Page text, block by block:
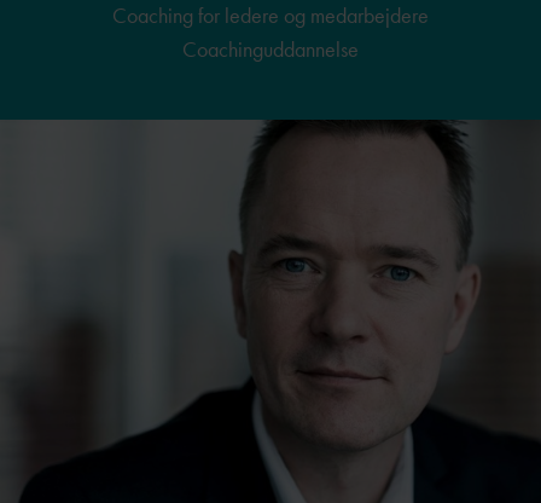
Coaching for ledere og medarbejdere
Coachinguddannelse